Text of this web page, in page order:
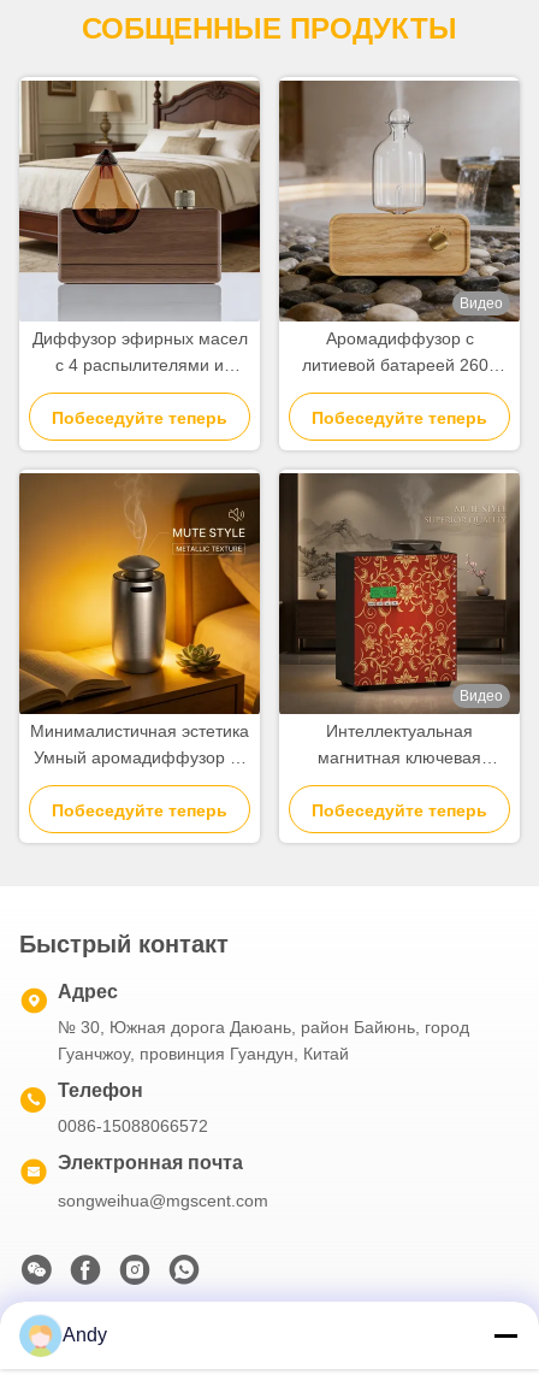
СОБЩЕННЫЕ ПРОДУКТЫ
Диффузор эфирных масел
с 4 распылителями и
литиевой батареей 2600
мАч, аромадиффузор для
дома
Побеседуйте теперь
Видео
Аромадиффузор с
литиевой батареей 2600
мАч, минималистичный
диффузор холодного
воздуха
Побеседуйте теперь
Минималистичная эстетика
Умный аромадиффузор из
алюминиевого сплава с
диффузией холодным
воздухом
Побеседуйте теперь
Видео
Интеллектуальная
магнитная ключевая
ароматная диффузерная
машина с алюминиевым
сплавом
Побеседуйте теперь
Быстрый контакт
Адрес
№ 30, Южная дорога Даюань, район Байюнь, город
Гуанчжоу, провинция Гуандун, Китай
Телефон
0086-15088066572
Электронная почта
songweihua@mgscent.com
Наш бюллетень
Andy